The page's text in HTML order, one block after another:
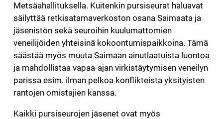
Metsäahallituksella. Kuitenkin pursiseurat haluavat
säilyttää retkisatamaverkoston osana Saimaata ja
jäsenistön sekä seuroihin kuulumattomien
veneilijöiden yhteisinä kokoontumispaikkoina. Tämä
säästää myös muuta Saimaan ainutlaatuista luontoa
ja mahdollistaa vapaa-ajan virkistäytymisen veneilyn
parissa esim. ilman pelkoa konflikteista yksityisten
rantojen omistajien kanssa.
Kaikki pursiseurojen jäsenet ovat myös